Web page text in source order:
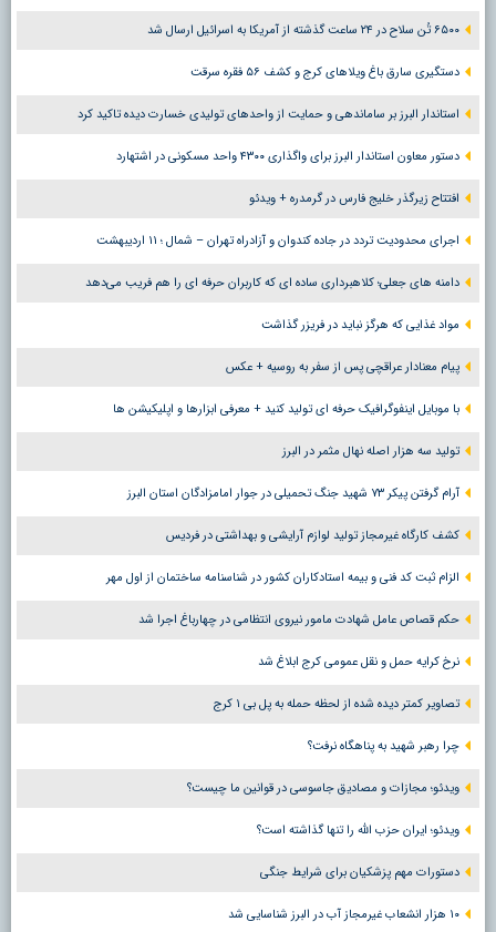
۶۵۰۰ تُن سلاح در ۲۴ ساعت گذشته از آمریکا به اسرائیل ارسال شد
دستگیری سارق باغ ویلاهای کرج و کشف ۵۶ فقره سرقت
استاندار البرز بر ساماندهی و حمایت از واحدهای تولیدی خسارت دیده تاکید کرد
دستور معاون استاندار البرز برای واگذاری ۴۳۰۰ واحد مسکونی در اشتهارد
افتتاح زیرگذر خلیج فارس در گرمدره + ویدئو
اجرای محدودیت تردد در جاده کندوان و آزادراه تهران – شمال ؛ ١١ اردیبهشت
دامنه های جعلی؛ کلاهبرداری ساده ای که کاربران حرفه ای را هم فریب می‌دهد
مواد غذایی که هرگز نباید در فریزر گذاشت
پیام معنادار عراقچی پس از سفر به روسیه + عکس
با موبایل اینفوگرافیک حرفه ای تولید کنید + معرفی ابزارها و اپلیکیشن ها
تولید سه هزار اصله نهال مثمر در البرز
آرام گرفتن پیکر ۷۳ شهید جنگ تحمیلی در جوار امامزادگان استان البرز
کشف کارگاه غیرمجاز تولید لوازم آرایشی و بهداشتی در فردیس
الزام ثبت کد فنی و بیمه استادکاران کشور در شناسنامه ساختمان از اول مهر
حکم قصاص عامل شهادت مامور نیروی انتظامی در چهارباغ اجرا شد
نرخ کرایه حمل و نقل عمومی کرج ابلاغ شد
تصاویر کمتر دیده شده از لحظه حمله به پل بی ۱ کرج
چرا رهبر شهید به پناهگاه نرفت؟
ویدئو؛ مجازات و مصادیق جاسوسی در قوانین ما چیست؟
ویدئو؛ ایران حزب الله را تنها گذاشته است؟
دستورات مهم پزشکیان برای شرایط جنگی
۱۰ هزار انشعاب غیرمجاز آب در البرز شناسایی شد